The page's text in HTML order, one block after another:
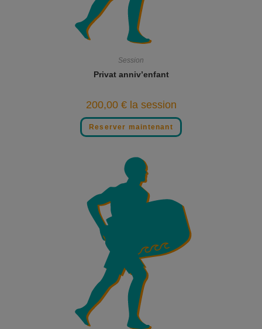
Session
Privat anniv’enfant
200,00 € la session
Reserver maintenant